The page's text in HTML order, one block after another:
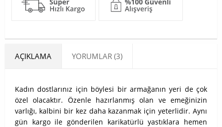
AÇIKLAMA YORUMLAR (3)
Kadın dostlarınız için böylesi bir armağanın yeri de çok
özel olacaktır. Özenle hazırlanmış olan ve emeğinizin
varlığı, kalbini bir kez daha kazanmak için yeterlidir. Aynı
gün kargo ile gönderilen karikatürlü yastıklara hemen